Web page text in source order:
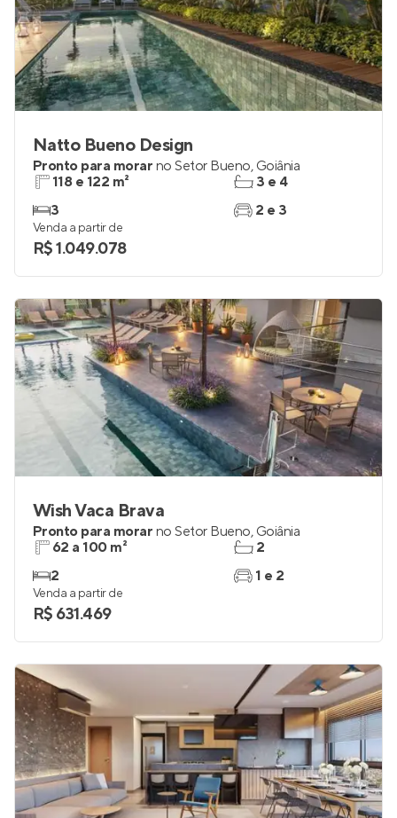
Natto Bueno Design
Pronto para morar no Setor Bueno, Goiânia
118 e 122 m²
3
3 e 4
2 e 3
Venda a partir de
R$ 1.049.078
Wish Vaca Brava
Pronto para morar no Setor Bueno, Goiânia
62 a 100 m²
2
2
1 e 2
Venda a partir de
R$ 631.469